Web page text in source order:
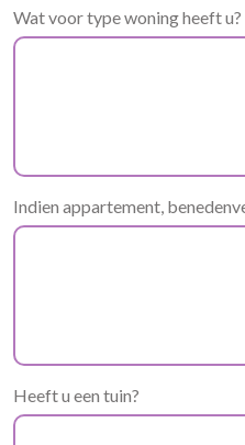
Wat voor type woning heeft u?
Indien appartement,
Heeft u een tuin?